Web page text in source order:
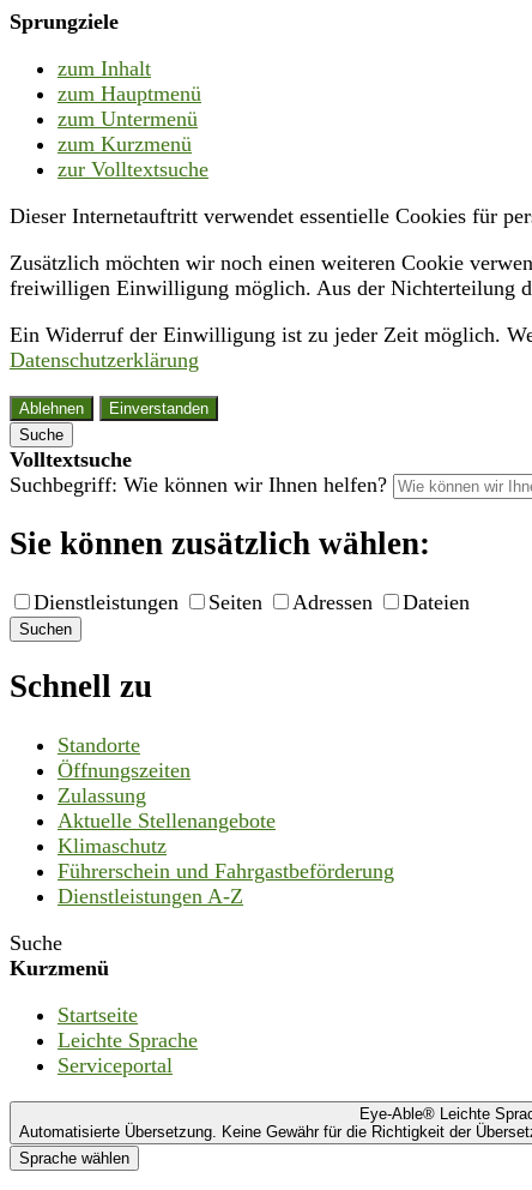
Sprungziele
zum Inhalt
zum Hauptmenü
zum Untermenü
zum Kurzmenü
zur Volltextsuche
Dieser Internetauftritt verwendet essentielle Cookies für
Zusätzlich möchten wir noch einen weiteren Cookie
freiwilligen Einwilligung möglich. Aus der Nichterteilung
Ein Widerruf der Einwilligung ist zu jeder Zeit möglich.
Datenschutzerklärung
Ablehnen
Einverstanden
Suche
Volltextsuche
Suchbegriff: Wie können wir Ihnen helfen?
Sie können zusätzlich wählen:
Dienstleistungen Seiten Adressen Dateien
Suchen
Schnell zu
Standorte
Öffnungszeiten
Zulassung
Aktuelle Stellenangebote
Klimaschutz
Führerschein und Fahrgastbeförderung
Dienstleistungen A-Z
Suche
Kurzmenü
Startseite
Leichte Sprache
Serviceportal
Eye-Able® Leichte
Automatisierte Übersetzung. Keine Gewähr für die Richtigkeit der
Sprache wählen